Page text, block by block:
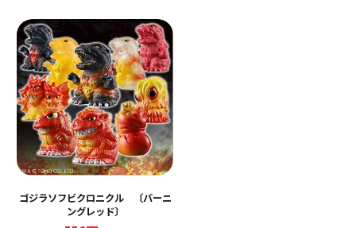
ゴジラソフビクロニクル 〔バーニ
ングレッド〕